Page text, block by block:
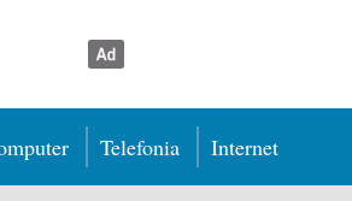
Telefonia Internet